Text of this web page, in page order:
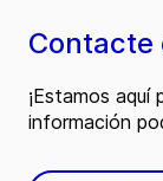
Contacte
¡Estamos
información